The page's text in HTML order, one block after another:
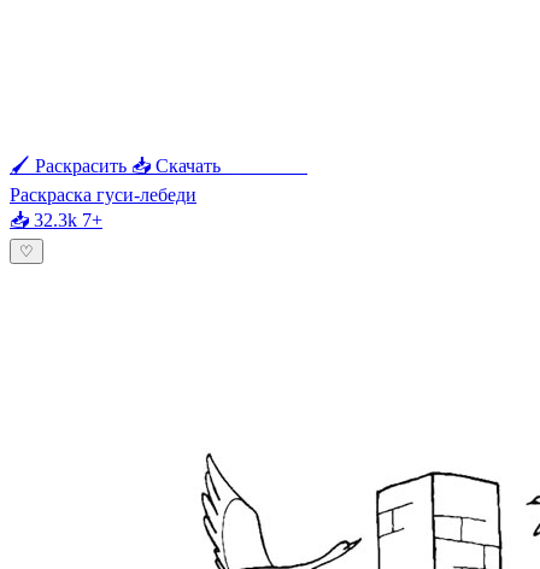
🖌 Раскрасить 📥 Скачать
Раскраска гуси-лебеди
📥 32.3k 7+
♡